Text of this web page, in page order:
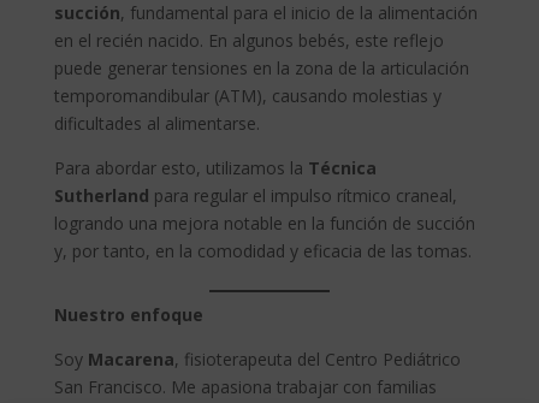
succión, fundamental para el inicio de la alimentación
en el recién nacido. En algunos bebés, este reflejo
puede generar tensiones en la zona de la articulación
temporomandibular (ATM), causando molestias y
dificultades al alimentarse.
Para abordar esto, utilizamos la Técnica
Sutherland para regular el impulso rítmico craneal,
logrando una mejora notable en la función de succión
y, por tanto, en la comodidad y eficacia de las tomas.
Nuestro enfoque
Soy Macarena, fisioterapeuta del Centro Pediátrico
San Francisco. Me apasiona trabajar con familias